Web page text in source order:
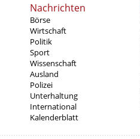
Nachrichten
Börse
Wirtschaft
Politik
Sport
Wissenschaft
Ausland
Polizei
Unterhaltung
International
Kalenderblatt